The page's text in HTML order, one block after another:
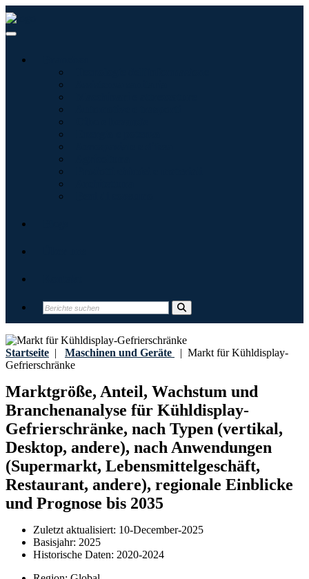
Startseite | Maschinen und Geräte | Markt für Kühldisplay-
Gefrierschränke
Marktgröße, Anteil, Wachstum und
Branchenanalyse für Kühldisplay-
Gefrierschränke, nach Typen (vertikal,
Desktop, andere), nach Anwendungen
(Supermarkt, Lebensmittelgeschäft,
Restaurant, andere), regionale Einblicke
und Prognose bis 2035
Zuletzt aktualisiert: 10-December-2025
Basisjahr: 2025
Historische Daten: 2020-2024